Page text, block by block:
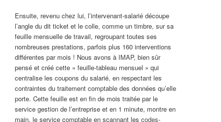
Ensuite, revenu chez lui, l’intervenant-salarié découpe
l’angle du dit ticket et le colle, comme un timbre, sur sa
feuille mensuelle de travail, regroupant toutes ses
nombreuses prestations, parfois plus 160 interventions
différentes par mois ! Nous avons à IMAP, bien sûr
pensé et créé cette « feuille-tableau mensuel » qui
centralise les coupons du salarié, en respectant les
contraintes du traitement comptable des données qu’elle
porte. Cette feuille est en fin de mois traitée par le
service gestion de l’entreprise et en 1 minute, montre en
main, le service comptable en scannant les codes-